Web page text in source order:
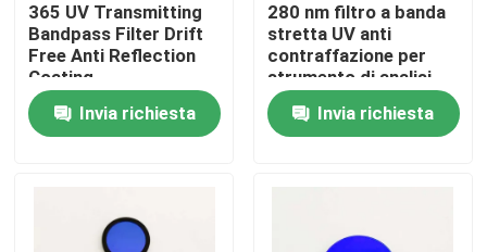
Contattaci
Richiedere un preventivo
Filtro a banda fluorescente
365 UV Transmitting
Bandpass Filter Drift
Free Anti Reflection
Coating
Invia richiesta
280 nm filtro a banda
stretta UV anti
contraffazione per
strumento di analisi
Invia richiesta